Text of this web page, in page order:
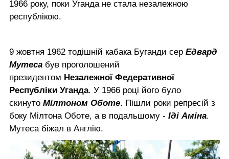
1966 року, поки Уганда не стала незалежною
республікою.
9 жовтня 1962 тодішній кабака Буганди сер Едвард
Мутеса був проголошений
президентом Незалежної Федеративної
Республіки Уганда. У 1966 році його було
скинуто Мілтоном Оботе. Пішли роки репресій з
боку Мілтона Оботе, а в подальшому - Іді Аміна.
Мутеса біжал в Англію.